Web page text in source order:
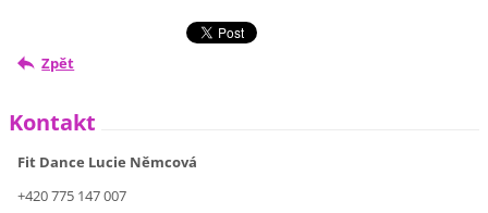
Zpět
Kontakt
Fit Dance Lucie Němcová
+420 775 147 007